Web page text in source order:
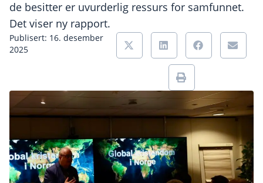
de besitter er uvurderlig ressurs for samfunnet.
Det viser ny rapport.
Publisert: 16. desember
2025